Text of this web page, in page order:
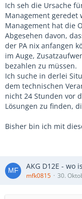
Ich seh die Ursache
Management geredet
Management hat die
Abgesehen davon,
der PA nix anfangen
im Auge,
bezahlen zu müssen.
Ich suche in derlei
dem technischen
nicht 24 Stunden vor
Lösungen zu finden,
Bisher bin ich mit
AKG D12E - wo
mfk0815 30.